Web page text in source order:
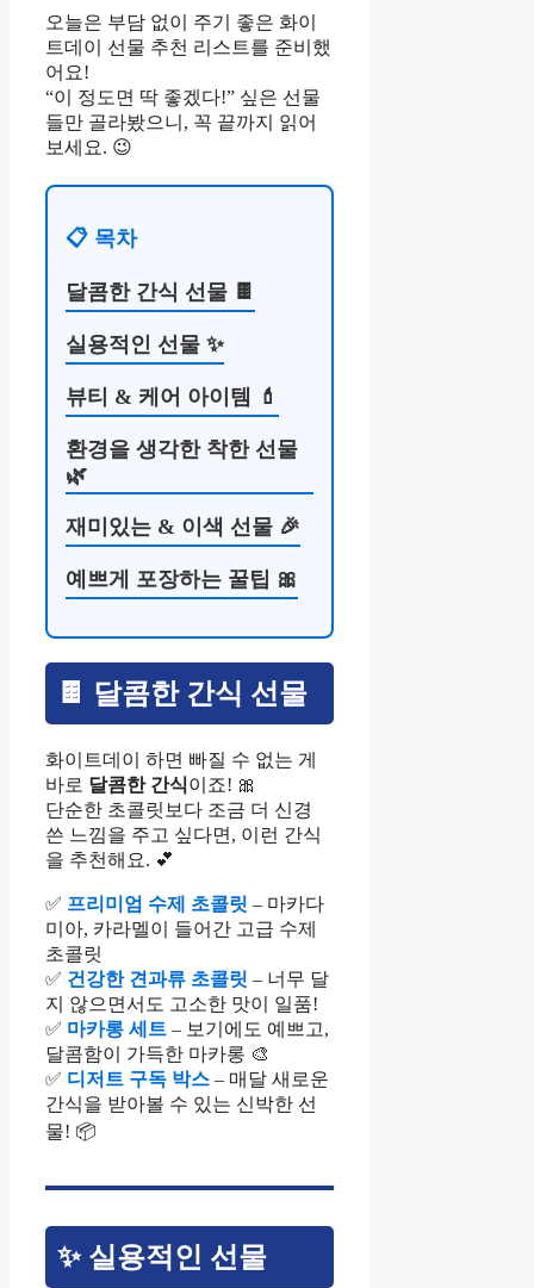
오늘은 부담 없이 주기 좋은 화이
트데이 선물 추천 리스트를 준비했
어요!
“이 정도면 딱 좋겠다!” 싶은 선물
들만 골라봤으니, 꼭 끝까지 읽어
보세요. 😉
📋 목차
달콤한 간식 선물 🍫
실용적인 선물 ✨
뷰티 & 케어 아이템 💄
환경을 생각한 착한 선물
🌿
재미있는 & 이색 선물 🎉
예쁘게 포장하는 꿀팁 🎀
🍫 달콤한 간식 선물
화이트데이 하면 빠질 수 없는 게
바로 달콤한 간식이죠! 🎀
단순한 초콜릿보다 조금 더 신경
쓴 느낌을 주고 싶다면, 이런 간식
을 추천해요. 💕
✅ 프리미엄 수제 초콜릿 – 마카다
미아, 카라멜이 들어간 고급 수제
초콜릿
✅ 건강한 견과류 초콜릿 – 너무 달
지 않으면서도 고소한 맛이 일품!
✅ 마카롱 세트 – 보기에도 예쁘고,
달콤함이 가득한 마카롱 🎨
✅ 디저트 구독 박스 – 매달 새로운
간식을 받아볼 수 있는 신박한 선
물! 📦
✨ 실용적인 선물